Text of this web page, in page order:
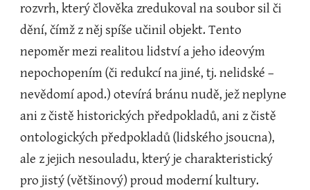
rozvrh, který člověka zredukoval na soubor sil či
dění, čímž z něj spíše učinil objekt. Tento
nepoměr mezi realitou lidství a jeho ideovým
nepochopením (či redukcí na jiné, tj. nelidské –
nevědomí apod.) otevírá bránu nudě, jež neplyne
ani z čistě historických předpokladů, ani z čistě
ontologických předpokladů (lidského jsoucna),
ale z jejich nesouladu, který je charakteristický
pro jistý (většinový) proud moderní kultury.